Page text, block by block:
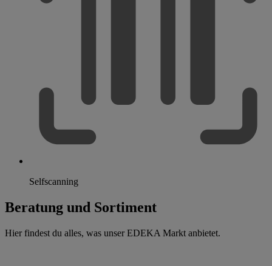
Selfscanning
Beratung und Sortiment
Hier findest du alles, was unser EDEKA Markt anbietet.